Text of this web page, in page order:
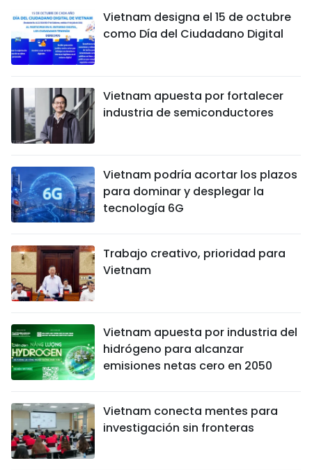
Vietnam designa el 15 de octubre
como Día del Ciudadano Digital
Vietnam apuesta por fortalecer
industria de semiconductores
Vietnam podría acortar los plazos
para dominar y desplegar la
tecnología 6G
Trabajo creativo, prioridad para
Vietnam
Vietnam apuesta por industria del
hidrógeno para alcanzar
emisiones netas cero en 2050
Vietnam conecta mentes para
investigación sin fronteras